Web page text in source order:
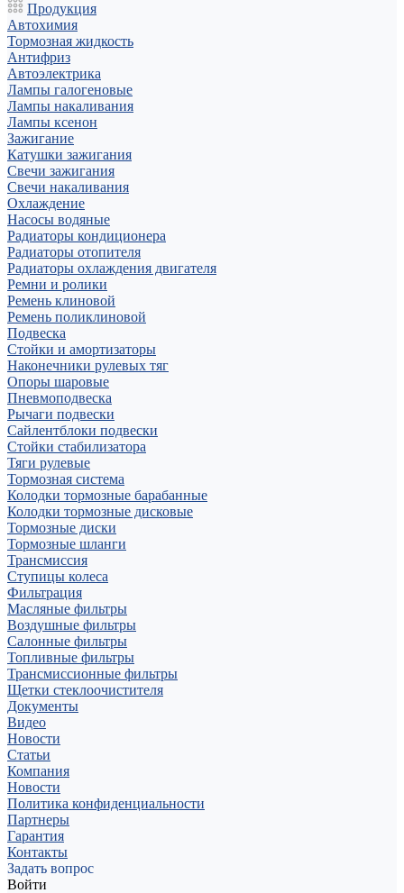
Продукция
Автохимия
Тормозная жидкость
Антифриз
Автоэлектрика
Лампы галогеновые
Лампы накаливания
Лампы ксенон
Зажигание
Катушки зажигания
Свечи зажигания
Свечи накаливания
Охлаждение
Насосы водяные
Радиаторы кондиционера
Радиаторы отопителя
Радиаторы охлаждения двигателя
Ремни и ролики
Ремень клиновой
Ремень поликлиновой
Подвеска
Стойки и амортизаторы
Наконечники рулевых тяг
Опоры шаровые
Пневмоподвеска
Рычаги подвески
Сайлентблоки подвески
Стойки стабилизатора
Тяги рулевые
Тормозная система
Колодки тормозные барабанные
Колодки тормозные дисковые
Тормозные диски
Тормозные шланги
Трансмиссия
Ступицы колеса
Фильтрация
Масляные фильтры
Воздушные фильтры
Салонные фильтры
Топливные фильтры
Трансмиссионные фильтры
Щетки стеклоочистителя
Документы
Видео
Новости
Статьи
Компания
Новости
Политика конфиденциальности
Партнеры
Гарантия
Контакты
Задать вопрос
Войти